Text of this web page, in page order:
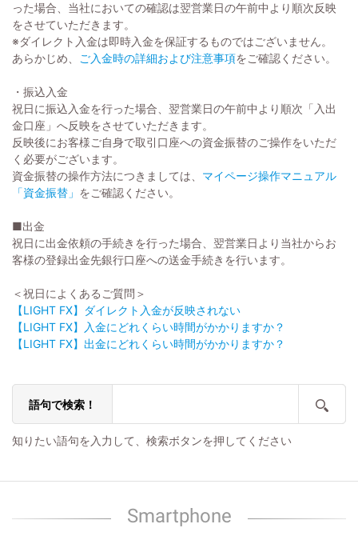
った場合、当社においての確認は翌営業日の午前中より順次反映
をさせていただきます。
※ダイレクト入金は即時入金を保証するものではございません。
あらかじめ、
ご入金時の詳細および注意事項をご確認ください。
・振込入金
祝日に振込入金を行った場合、翌営業日の午前中より順次「入出
金口座」へ反映をさせていただきます。
反映後にお客様ご自身で取引口座への資金振替のご操作をいただ
く必要がございます。
資金振替の操作方法につきましては、 マイページ操作マニュアル
「資金振替」 をご確認ください。
■出金
祝日に出金依頼の手続きを行った場合、翌営業日より当社からお
客様の登録出金先銀行口座への送金手続きを行います。
＜祝日によくあるご質問＞
【LIGHT FX】ダイレクト入金が反映されない
【LIGHT FX】入金にどれくらい時間がかかりますか？
【LIGHT FX】出金にどれくらい時間がかかりますか？
語句で検索！
知りたい語句を入力して、検索ボタンを押してください
Smartphone